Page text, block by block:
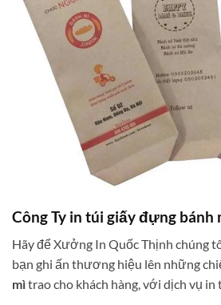
Công Ty in túi giấy đựng bánh
Hãy để Xưởng In Quốc Thịnh chúng
bạn ghi ấn thương hiệu lên những
mìtrao cho khách hàng, với dịch vụ